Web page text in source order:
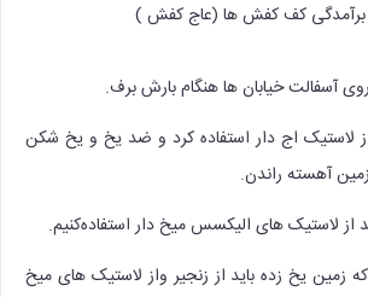
لاستیک اج دار استفاده کرد و ضد یخ و یخ شکن
آهسته راندن.
از لاستیک های الیکسس میخ دار استفاده‌کنیم.
زمین یخ زده باید از زنجیر واز لاستیک های میخ